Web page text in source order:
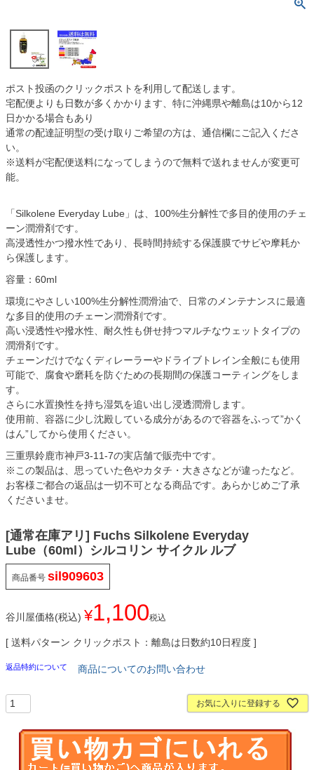
ポスト投函のクリックポストを利用して配送します。
宅配便よりも日数が多くかかります、特に沖縄県や離島は10から12
日かかる場合もあり
通常の配達証明型の受け取りご希望の方は、通信欄にご記入くださ
い。
※送料が宅配便送料になってしまうので無料で送れませんが変更可
能。
「Silkolene Everyday Lube」は、100%生分解性で多目的使用のチェ
ーン潤滑剤です。
高浸透性かつ撥水性であり、長時間持続する保護膜でサビや摩耗か
ら保護します。
容量：60ml
環境にやさしい100%生分解性潤滑油で、日常のメンテナンスに最適
な多目的使用のチェーン潤滑剤です。
高い浸透性や撥水性、耐久性も併せ持つマルチなウェットタイプの
潤滑剤です。
チェーンだけでなくディレーラーやドライブトレイン全般にも使用
可能で、腐食や磨耗を防ぐための長期間の保護コーティングをしま
す。
さらに水置換性を持ち湿気を追い出し浸透潤滑します。
使用前、容器に少し沈殿している成分があるので容器をふって”かく
はん”してから使用ください。
三重県鈴鹿市神戸3-11-7の実店舗で販売中です。
※この製品は、思っていた色やカタチ・大きさなどが違ったなど。
お客様ご都合の返品は一切不可となる商品です。あらかじめご了承
くださいませ。
[通常在庫アリ] Fuchs Silkolene Everyday
Lube（60ml）シルコリン サイクル ルブ
商品番号 sil909603
谷川屋価格(税込) ¥1,100税込
送料パターン クリックポスト：離島は日数約10日程度
返品特約について 商品についてのお問い合わせ
お気に入りに登録する